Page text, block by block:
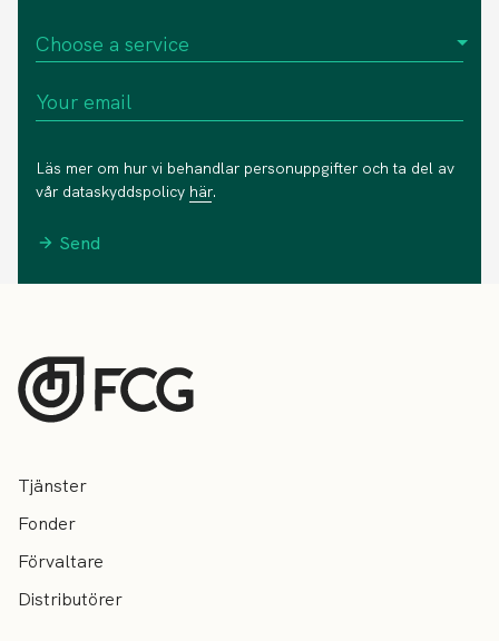
Läs mer om hur vi behandlar personuppgifter och ta del av
vår dataskyddspolicy här.
Send
Tjänster
Fonder
Förvaltare
Distributörer